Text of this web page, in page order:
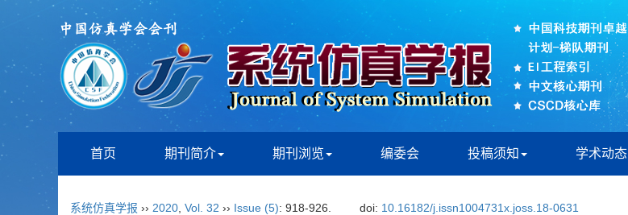
首页 期刊简介 期刊浏览 编委会 投稿须知 学术动态
系统仿真学报 ›› 2020 Vol. 32 ›› Issue (5): 918-926. doi: 10.16182/j.issn1004731x.joss.18-0631